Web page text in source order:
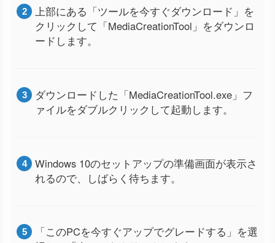
上部にある「ツールを今すぐダウンロード」を
クリックして「MediaCreationTool」をダウンロ
ードします。
ダウンロードした「MediaCreationTool.exe」フ
ァイルをダブルクリックして起動します。
Windows 10のセットアップの準備画面が表示さ
れるので、しばらく待ちます。
「このPCを今すぐアップでグレードする」を選